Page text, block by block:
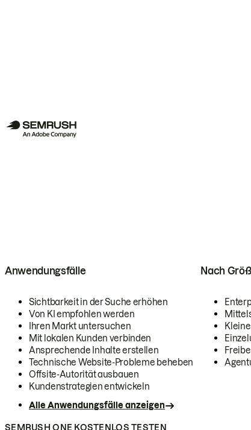
Anwendungsfälle
Sichtbarkeit in der Suche erhöhen
Von KI empfohlen werden
Ihren Markt untersuchen
Mit lokalen Kunden verbinden
Ansprechende Inhalte erstellen
Technische Website-Probleme beheben
Offsite-Autorität ausbauen
Kundenstrategien entwickeln
Alle Anwendungsfälle anzeigen
Nach
SEMRUSH ONE KOSTENLOS TESTEN